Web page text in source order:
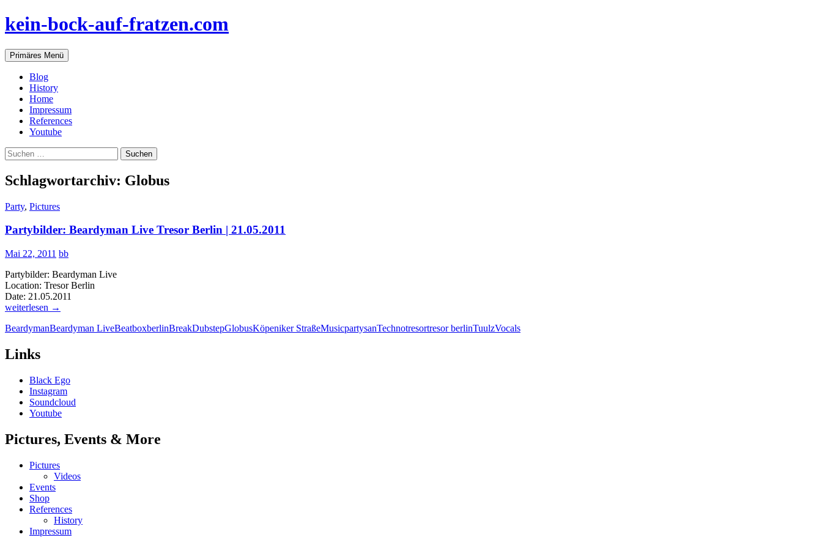
Zum
Inhalt
kein-bock-auf-fratzen.com
Suchen
Primäres Menü
Blog
History
Home
Impressum
References
Youtube
Suchen
nach:
Schlagwortarchiv: Globus
Party, Pictures
Partybilder: Beardyman Live Tresor Berlin | 21.05.2011
Mai 22, 2011 bb
Partybilder: Beardyman Live
Location: Tresor Berlin
Date: 21.05.2011
Partybilder:
Live
Berlin
|
weiterlesen →
BeardymanBeardyman LiveBeatboxberlinBreakDubstepGlobusKöpeniker StraßeMusicpartysanTechnotresortresor berlinTuulzVocals
Links
Black Ego
Instagram
Soundcloud
Youtube
Pictures, Events & More
Pictures
Videos
Events
Shop
References
History
Impressum